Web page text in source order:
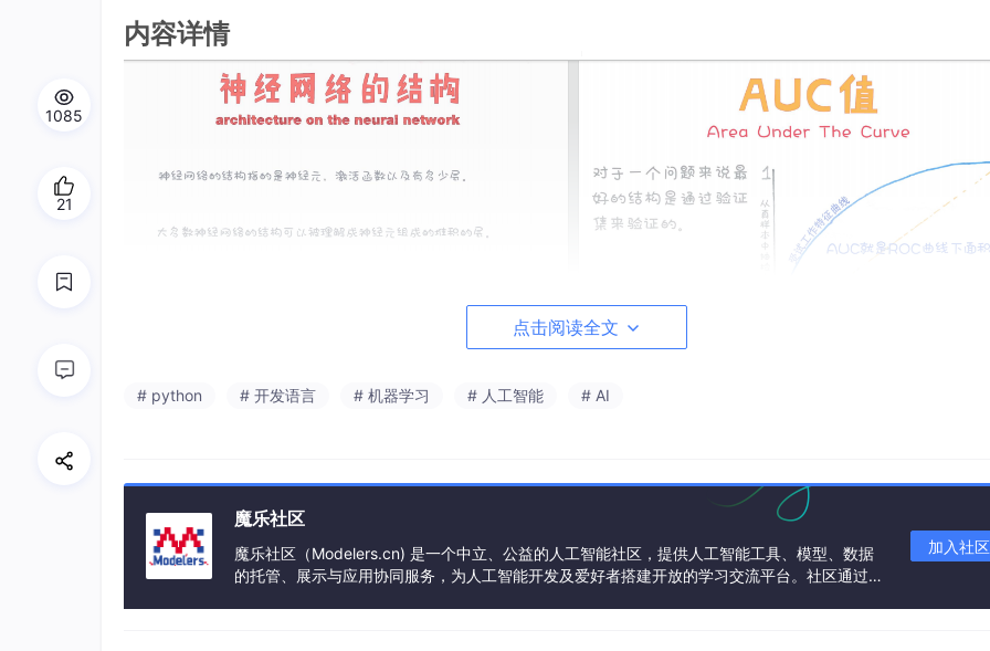
内容详情
点击阅读全文
# python # 开发语言 # 机器学习 # 人工智能 # AI
魔乐社区
魔乐社区（Modelers.cn) 是一个中立、公益的人工智能社区，提供人工智能工具、模型、数据
的托管、展示与应用协同服务，为人工智能开发及爱好者搭建开放的学习交流平台。社区通过理
加入社区
1085
21